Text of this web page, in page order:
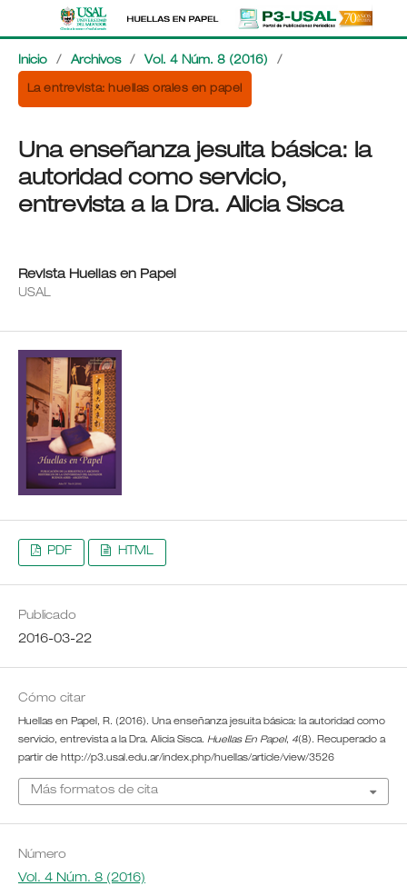
Inicio / Archivos / Vol. 4 Núm. 8 (2016) /
La entrevista: huellas orales en papel
Una enseñanza jesuita básica: la
autoridad como servicio,
entrevista a la Dra. Alicia Sisca
Revista Huellas en Papel
USAL
PDF HTML
Publicado
2016-03-22
Cómo citar
Huellas en Papel, R. (2016). Una enseñanza jesuita básica: la autoridad como
servicio, entrevista a la Dra. Alicia Sisca. Huellas En Papel, 4(8). Recuperado a
partir de http://p3.usal.edu.ar/index.php/huellas/article/view/3526
Más formatos de cita
Número
Vol. 4 Núm. 8 (2016)